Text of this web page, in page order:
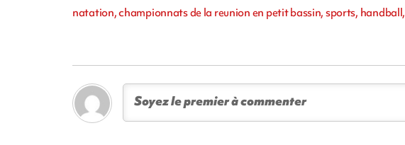
natation, championnats de la reunion en petit bassin, sports, handball,